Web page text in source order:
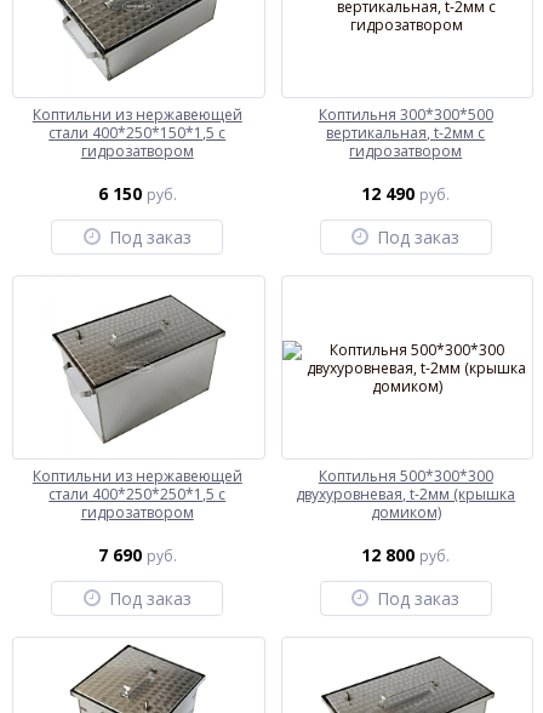
Коптильни из нержавеющей
стали 400*250*150*1,5 с
гидрозатвором
6 150 руб.
Под заказ
Коптильня 300*300*500
вертикальная, t-2мм с
гидрозатвором
12 490 руб.
Под заказ
Коптильни из нержавеющей
стали 400*250*250*1,5 с
гидрозатвором
7 690 руб.
Под заказ
Коптильня 500*300*300
двухуровневая, t-2мм (крышка
домиком)
12 800 руб.
Под заказ